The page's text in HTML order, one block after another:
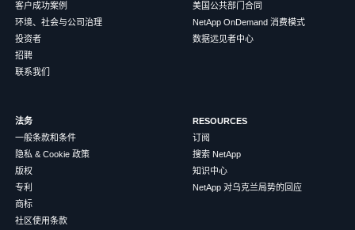
客户成功案例
环境、社会与公司治理
投资者
招聘
联系我们
美国公共部门合同
NetApp OnDemand 消费模式
数据远见者中心
法务
一般条款和条件
隐私 & Cookie 政策
版权
专利
商标
社区使用条款
RESOURCES
订阅
搜索 NetApp
知识中心
NetApp 对乌克兰局势的回应